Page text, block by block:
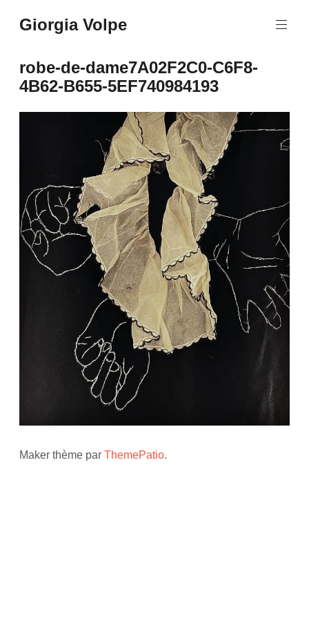
au
Giorgia Volpe
robe-de-dame7A02F2C0-C6F8-
4B62-B655-5EF740984193
Maker thème parThemePatio.